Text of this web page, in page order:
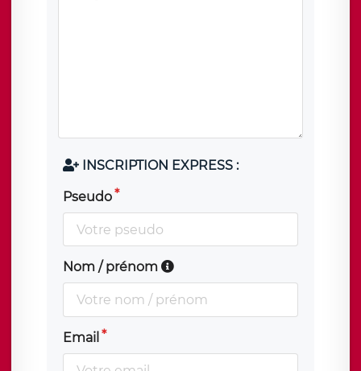
INSCRIPTION EXPRESS :
Pseudo
Nom / prénom
Email